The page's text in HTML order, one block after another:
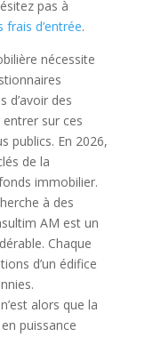
pas à
frais d’entrée.
nécessite
d’avoir des
sur ces
publics. En 2026,
de la
immobilier.
à des
AM est un
Chaque
d’un édifice
alors que la
puissance